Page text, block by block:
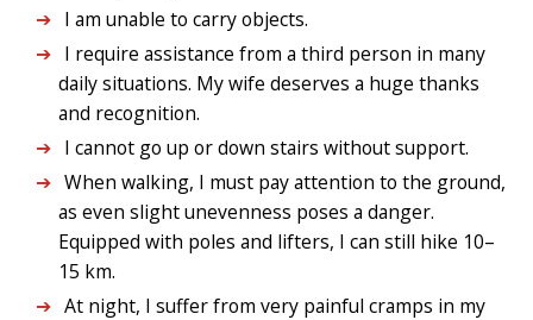
I am unable to carry objects.
I require assistance from a third person in many
daily situations. My wife deserves a huge thanks
and recognition.
I cannot go up or down stairs without support.
When walking, I must pay attention to the ground,
as even slight unevenness poses a danger.
Equipped with poles and lifters, I can still hike 10–
15 km.
At night, I suffer from very painful cramps in my